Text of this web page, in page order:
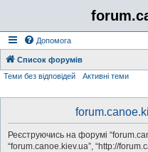
Допомога
Список форумів
Теми без відповідей
Активні теми
Реєструючись на форумі
“forum.canoe.kiev.ua”, “http://